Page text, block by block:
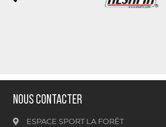
Nous contacter
ESPACE SPORT LA FORÊT